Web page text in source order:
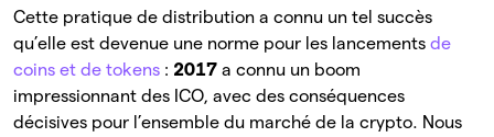
Cette pratique de distribution a connu un tel succès
qu’elle est devenue une norme pour les lancements de
coins et de tokens : 2017 a connu un boom
impressionnant des ICO, avec des conséquences
décisives pour l’ensemble du marché de la crypto. Nous